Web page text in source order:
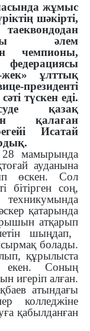
жұмыс
шәкірті,
әлем
чемпионы,
жек» ұлттық
президенті
түскен еді.
қазақ
қалаған
Исатай
мамырында
ауданына
өскен. Сол
бітірген соң,
техникумында
қатарында
атқарып
шыңдап,
мақ болады.
құрылыста
екен. Соның
игеріп алған.
атындағы
колледжіне
қабылданған